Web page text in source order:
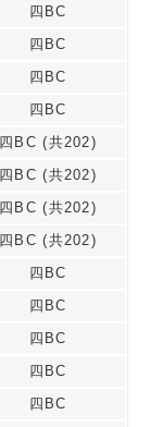
四BC
四BC
四BC
四BC
四BC (共202)
四BC (共202)
四BC (共202)
四BC (共202)
四BC
四BC
四BC
四BC
四BC